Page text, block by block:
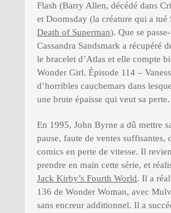
Flash (Barry Allen, décédé dans
et Doomsday (la créature qui a tué
Death of Superman). Que se
Cassandra Sandsmark a récupéré
le bracelet d’Atlas et elle compte
Wonder Girl. Épisode 114 –
d’horribles cauchemars dans
une brute épaisse qui veut sa perte.
En 1995, John Byrne a dû mettre
pause, faute de ventes suffisantes,
comics en perte de vitesse. Il
prendre en main cette série, et
Jack Kirby’s Fourth World. Il a
136 de Wonder Woman, avec
sans encreur additionnel. Il a